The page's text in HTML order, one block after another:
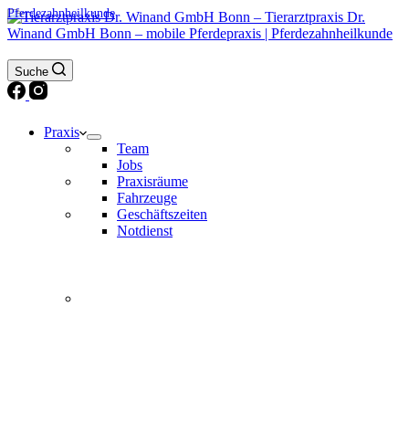
Pferdezahnheilkunde
Suche
Praxis
Team
Jobs
Praxisräume
Fahrzeuge
Geschäftszeiten
Notdienst